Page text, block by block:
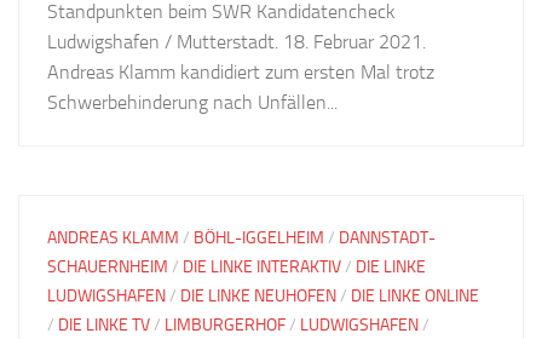
Standpunkten beim SWR Kandidatencheck
Ludwigshafen / Mutterstadt. 18. Februar 2021.
Andreas Klamm kandidiert zum ersten Mal trotz
Schwerbehinderung nach Unfällen...
ANDREAS KLAMM / BÖHL-IGGELHEIM / DANNSTADT-
SCHAUERNHEIM / DIE LINKE INTERAKTIV/ DIE LINKE
LUDWIGSHAFEN/ DIE LINKE NEUHOFEN/ DIE LINKE ONLINE
/ DIE LINKE TV/ LIMBURGERHOF/ LUDWIGSHAFEN/